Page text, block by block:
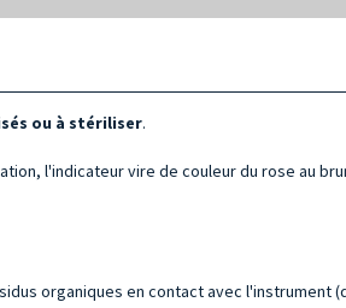
ou à stériliser.
l'indicateur vire de couleur du rose au
organiques en contact avec l'instrument